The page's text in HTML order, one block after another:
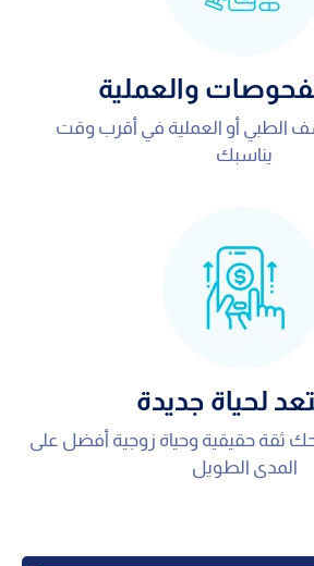
والعملية
الطبي أو العملية في أقرب وقت
يناسبك
لحياة جديدة
ثقة حقيقية وحياة زوجية أفضل على
المدى الطويل